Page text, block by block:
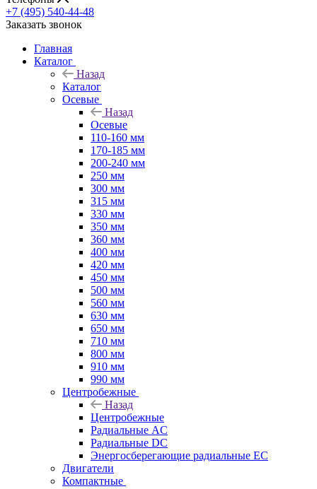
+7 (495) 540-44-48
Заказать звонок
Главная
Каталог
Назад
Каталог
Осевые
Назад
Осевые
110-160 мм
170-185 мм
200-240 мм
250 мм
300 мм
315 мм
330 мм
350 мм
360 мм
400 мм
420 мм
450 мм
500 мм
560 мм
630 мм
650 мм
710 мм
800 мм
910 мм
990 мм
Центробежные
Назад
Центробежные
Радиальные AC
Радиальные DC
Энергосберегающие радиальные EC
Двигатели
Компактные